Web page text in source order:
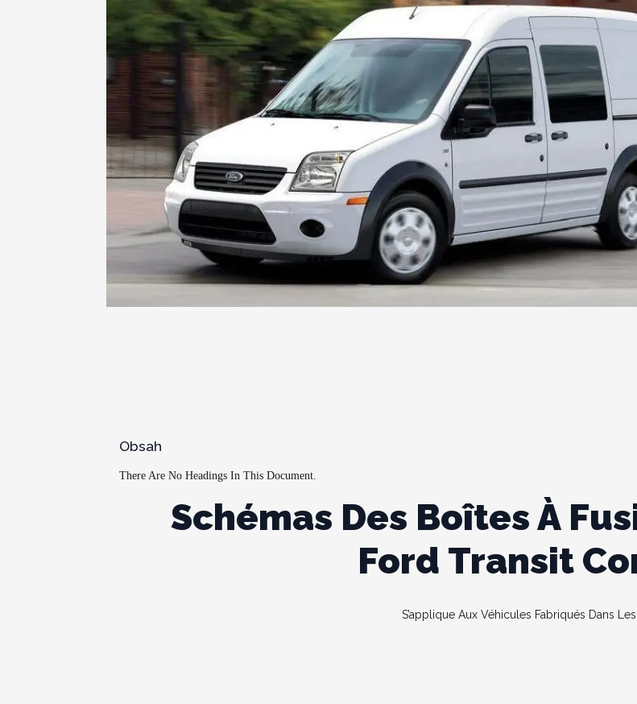
Obsah
There Are No Headings In This Document.
Schémas Des Boîtes À
Ford Transit
S’applique Aux Véhicules Fabriqués Dans